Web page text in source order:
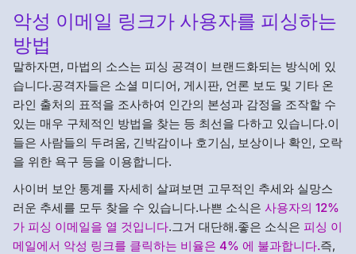
악성 이메일 링크가 사용자를 피싱하는
방법
말하자면, 마법의 소스는 피싱 공격이 브랜드화되는 방식에 있
습니다.공격자들은 소셜 미디어, 게시판, 언론 보도 및 기타 온
라인 출처의 표적을 조사하여 인간의 본성과 감정을 조작할 수
있는 매우 구체적인 방법을 찾는 등 최선을 다하고 있습니다.이
들은 사람들의 두려움, 긴박감이나 호기심, 보상이나 확인, 오락
을 위한 욕구 등을 이용합니다.
사이버 보안 통계를 자세히 살펴보면 고무적인 추세와 실망스
러운 추세를 모두 찾을 수 있습니다.나쁜 소식은 사용자의 12%
가 피싱 이메일을 열 것입니다.그거 대단해.좋은 소식은 피싱 이
메일에서 악성 링크를 클릭하는 비율은 4% 에 불과합니다.즉,